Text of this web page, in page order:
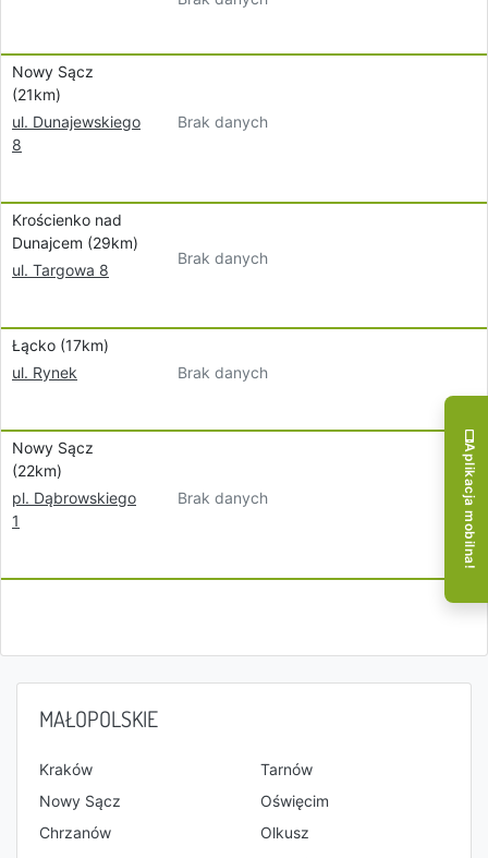
Nowy Sącz
(21km)
ul. Dunajewskiego
8
Brak danych
Krościenko nad
Dunajcem (29km)
ul. Targowa 8
Brak danych
Łącko (17km)
ul. Rynek
Brak danych
Nowy Sącz
(22km)
pl. Dąbrowskiego
1
Brak danych
MAŁOPOLSKIE
Kraków
Tarnów
Nowy Sącz
Oświęcim
Chrzanów
Olkusz
Aplikacja mobilna!